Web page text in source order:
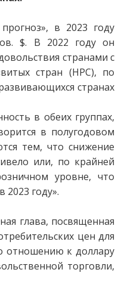
в 2023 году
$. В 2022 году он
странами с
стран (НРС), по
странах
в обеих группах,
в полугодовом
тем, что снижение
или, по крайней
уровне, что
году».
глава, посвященная
цен для
отношению к доллару
торговли,